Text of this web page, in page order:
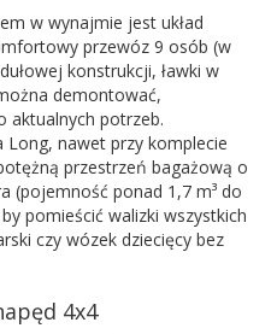
w wynajmie jest układ
przewóz 9 osób (w
konstrukcji, ławki w
demontować,
aktualnych potrzeb.
Long, nawet przy komplecie
przestrzeń bagażową o
(pojemność ponad 1,7 m³ do
pomieścić walizki wszystkich
czy wózek dziecięcy bez
4x4